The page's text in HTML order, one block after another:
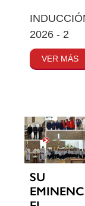
2026 - 2
VER MÁS
SU